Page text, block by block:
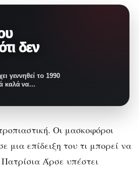
δεν
γεννηθεί το 1990
καλά να…
Οι μασκοφόροι
μια επίδειξη του τι μπορεί να
Άρσε υπέστει